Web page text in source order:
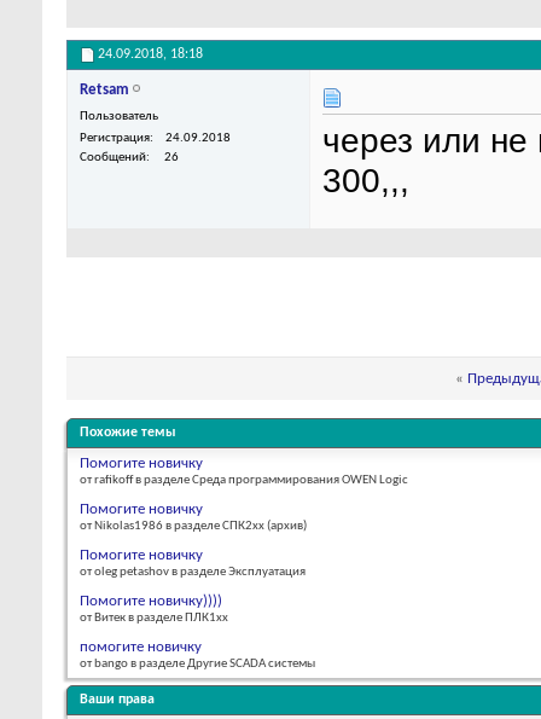
24.09.2018, 18:18
Retsam
Пользователь
Регистрация
24.09.2018
Сообщений
26
через или не
300,,,
«
Похожие темы
Помогите новичку
от rafikoff в разделе Среда программирования OWEN Logic
Помогите новичку
от Nikolas1986 в разделе СПК2xx (архив)
Помогите новичку
от oleg petashov в разделе Эксплуатация
Помогите новичку))))
от Витек в разделе ПЛК1хх
помогите новичку
от bango в разделе Другие SCADA системы
Ваши права